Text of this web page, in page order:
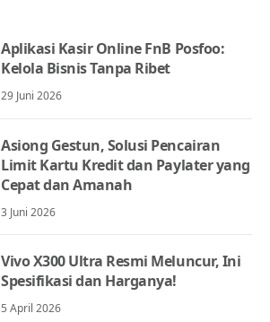
Aplikasi Kasir Online FnB Posfoo:
Kelola Bisnis Tanpa Ribet
29 Juni 2026
Asiong Gestun, Solusi Pencairan
Limit Kartu Kredit dan Paylater yang
Cepat dan Amanah
3 Juni 2026
Vivo X300 Ultra Resmi Meluncur, Ini
Spesifikasi dan Harganya!
5 April 2026